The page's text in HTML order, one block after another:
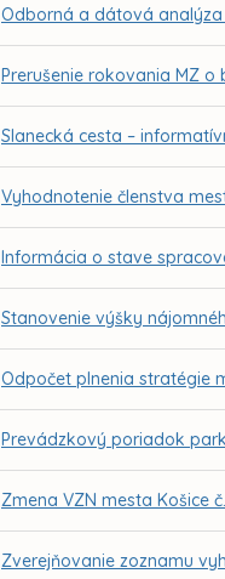
Odborná a dátová
Prerušenie rokovania MZ
Slanecká cesta –
Vyhodnotenie členstva
Informácia o stave
Stanovenie výšky
Odpočet plnenia stratégie
Prevádzkový poriadok
Zmena VZN mesta Košice
Zverejňovanie zoznamu